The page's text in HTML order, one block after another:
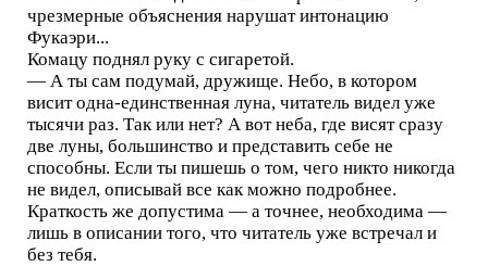
чрезмерные объяснения нарушат интонацию
Фукаэри...
Комацу поднял руку с сигаретой.
— А ты сам подумай, дружище. Небо, в котором
висит одна-единственная луна, читатель видел уже
тысячи раз. Так или нет? А вот неба, где висят сразу
две луны, большинство и представить себе не
способны. Если ты пишешь о том, чего никто никогда
не видел, описывай все как можно подробнее.
Краткость же допустима — а точнее, необходима —
лишь в описании того, что читатель уже встречал и
без тебя.